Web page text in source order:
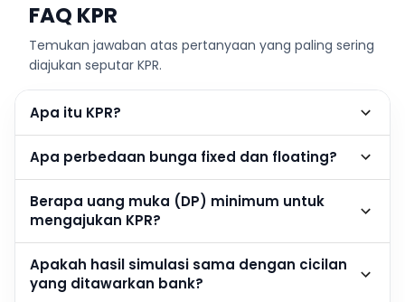
FAQ KPR
Temukan jawaban atas pertanyaan yang paling sering
diajukan seputar KPR.
Apa itu KPR?
Apa perbedaan bunga fixed dan floating?
Berapa uang muka (DP) minimum untuk
mengajukan KPR?
Apakah hasil simulasi sama dengan cicilan
yang ditawarkan bank?